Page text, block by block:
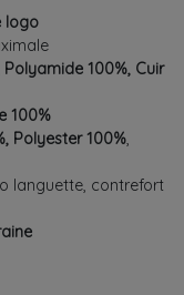
logo
100%, Cuir
100%
Polyester 100%,
languette, contrefort